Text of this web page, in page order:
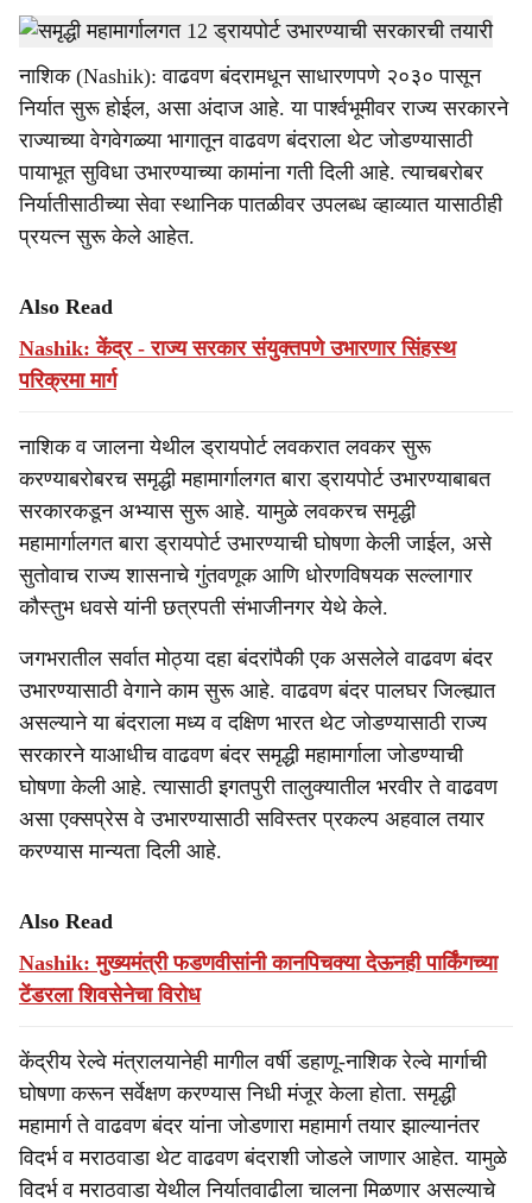
a
r
e
Dry Port- Tendernama
नाशिक (Nashik): वाढवण बंदरामधून साधारणपणे २०३० पासून
निर्यात सुरू होईल, असा अंदाज आहे. या पार्श्वभूमीवर राज्य सरकारने
राज्याच्या वेगवेगळ्या भागातून वाढवण बंदराला थेट जोडण्यासाठी
पायाभूत सुविधा उभारण्याच्या कामांना गती दिली आहे. त्याचबरोबर
निर्यातीसाठीच्या सेवा स्थानिक पातळीवर उपलब्ध व्हाव्यात यासाठीही
प्रयत्न सुरू केले आहेत.
Also Read
Nashik: केंद्र - राज्य सरकार संयुक्तपणे उभारणार सिंहस्थ
परिक्रमा मार्ग
नाशिक व जालना येथील ड्रायपोर्ट लवकरात लवकर सुरू
करण्याबरोबरच समृद्धी महामार्गालगत बारा ड्रायपोर्ट उभारण्याबाबत
सरकारकडून अभ्यास सुरू आहे. यामुळे लवकरच समृद्धी
महामार्गालगत बारा ड्रायपोर्ट उभारण्याची घोषणा केली जाईल, असे
सुतोवाच राज्य शासनाचे गुंतवणूक आणि धोरणविषयक सल्लागार
कौस्तुभ धवसे यांनी छत्रपती संभाजीनगर येथे केले.
जगभरातील सर्वात मोठ्या दहा बंदरांपैकी एक असलेले वाढवण बंदर
उभारण्यासाठी वेगाने काम सुरू आहे. वाढवण बंदर पालघर जिल्ह्यात
असल्याने या बंदराला मध्य व दक्षिण भारत थेट जोडण्यासाठी राज्य
सरकारने याआधीच वाढवण बंदर समृद्धी महामार्गाला जोडण्याची
घोषणा केली आहे. त्यासाठी इगतपुरी तालुक्यातील भरवीर ते वाढवण
असा एक्सप्रेस वे उभारण्यासाठी सविस्तर प्रकल्प अहवाल तयार
करण्यास मान्यता दिली आहे.
Also Read
Nashik: मुख्यमंत्री फडणवीसांनी कानपिचक्या देऊनही पार्किंगच्या
टेंडरला शिवसेनेचा विरोध
केंद्रीय रेल्वे मंत्रालयानेही मागील वर्षी डहाणू-नाशिक रेल्वे मार्गाची
घोषणा करून सर्वेक्षण करण्यास निधी मंजूर केला होता. समृद्धी
महामार्ग ते वाढवण बंदर यांना जोडणारा महामार्ग तयार झाल्यानंतर
विदर्भ व मराठवाडा थेट वाढवण बंदराशी जोडले जाणार आहेत. यामुळे
विदर्भ व मराठवाडा येथील निर्यातवाढीला चालना मिळणार असल्याचे